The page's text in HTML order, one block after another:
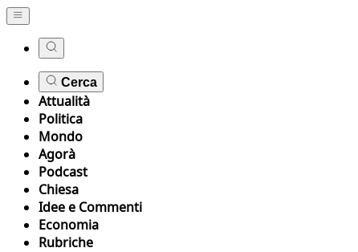
Cerca
Attualità
Politica
Mondo
Agorà
Podcast
Chiesa
Idee e Commenti
Economia
Rubriche